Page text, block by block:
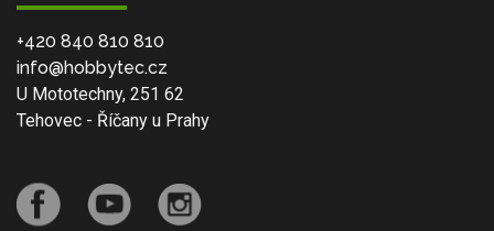
+420 840 810 810
info@hobbytec.cz
U Mototechny, 251 62
Tehovec - Říčany u Prahy